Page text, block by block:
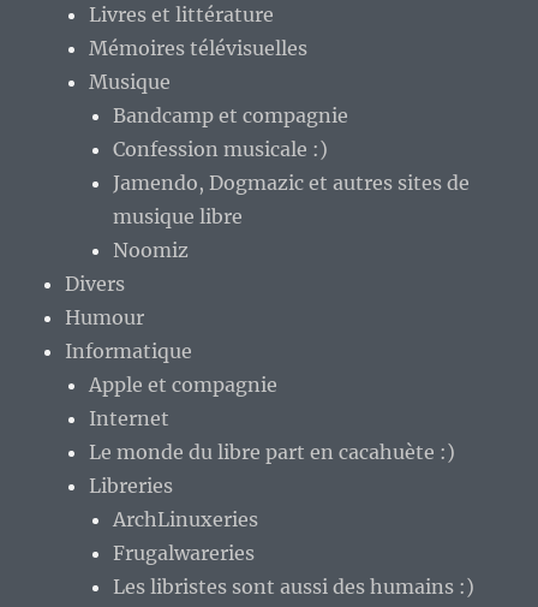
Livres et littérature
Mémoires télévisuelles
Musique
Bandcamp et compagnie
Confession musicale :)
Jamendo, Dogmazic et autres sites de
musique libre
Noomiz
Divers
Humour
Informatique
Apple et compagnie
Internet
Le monde du libre part en cacahuète :)
Libreries
ArchLinuxeries
Frugalwareries
Les libristes sont aussi des humains :)